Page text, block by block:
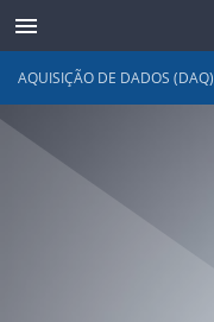
TRANSDUTORES
AQUISIÇÃO DE DADOS (DAQ)